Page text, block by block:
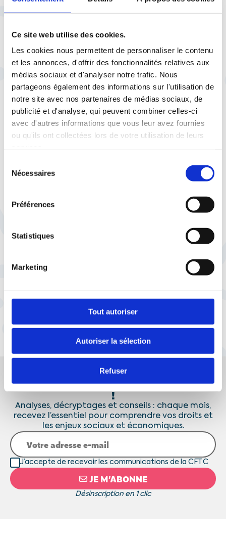
Ce site web utilise des cookies.
Les cookies nous permettent de personnaliser le contenu
et les annonces, d'offrir des fonctionnalités relatives aux
médias sociaux et d'analyser notre trafic. Nous
partageons également des informations sur l'utilisation de
notre site avec nos partenaires de médias sociaux, de
publicité et d'analyse, qui peuvent combiner celles-ci
avec d'autres informations que vous leur avez fournies
ou qu'ils ont collectées lors de votre utilisation de leurs
Nécessaires
Préférences
Statistiques
Marketing
Tout autoriser
Autoriser la sélection
Refuser
21 janvier 2026 | Communiqués de presse
Espace presse
Pour une stratégie industrielle
efficace
Le 22 janvier, l’Assemblée
nationale doit rejeter l’attaque
du 1er mai
2 … 28
Vos droits et l'actualité sociale, enfin clairs
!
Analyses, décryptages et conseils : chaque mois,
recevez l’essentiel pour comprendre vos droits et
les enjeux sociaux et économiques.
JE M’ABONNE
Désinscription en 1 clic
J’accepte de recevoir les communications de la CFTC